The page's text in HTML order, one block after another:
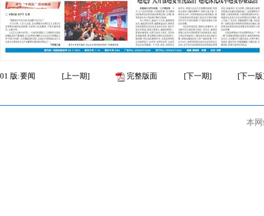
01 版:要闻 [上一期] 完整版面 [下一期] [下一版
本